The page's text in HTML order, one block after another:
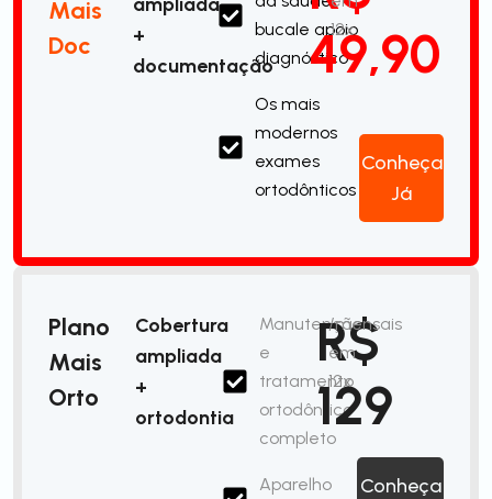
Mais
Doc
+
documentação
bucale apoio
diagnóstico
Os mais
modernos
exames
ortodônticos
49,90
12x
Conheça
Já
Plano
Mais
Orto
Cobertura
ampliada
+
ortodontia
Manutenção
e
tratamento
ortodôntico
completo
Aparelho
R$
129
/mensais
em
12x
Conheça